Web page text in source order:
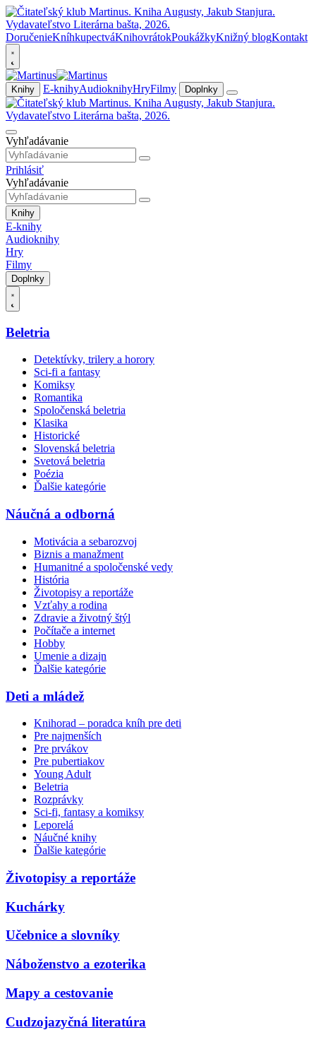
DoručenieKníhkupectváKnihovrátokPoukážkyKnižný blogKontakt
Knihy E-knihyAudioknihyHryFilmy Doplnky
Vyhľadávanie
Prihlásiť
Vyhľadávanie
Knihy
E-knihy
Audioknihy
Hry
Filmy
Doplnky
Beletria
Detektívky, trilery a horory
Sci-fi a fantasy
Komiksy
Romantika
Spoločenská beletria
Klasika
Historické
Slovenská beletria
Svetová beletria
Poézia
Ďalšie kategórie
Náučná a odborná
Motivácia a sebarozvoj
Biznis a manažment
Humanitné a spoločenské vedy
História
Životopisy a reportáže
Vzťahy a rodina
Zdravie a životný štýl
Počítače a internet
Hobby
Umenie a dizajn
Ďalšie kategórie
Deti a mládež
Knihorad – poradca kníh pre deti
Pre najmenších
Pre prvákov
Pre pubertiakov
Young Adult
Beletria
Rozprávky
Sci-fi, fantasy a komiksy
Leporelá
Náučné knihy
Ďalšie kategórie
Životopisy a reportáže
Kuchárky
Učebnice a slovníky
Náboženstvo a ezoterika
Mapy a cestovanie
Cudzojazyčná literatúra